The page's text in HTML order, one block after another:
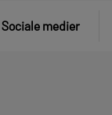
Sociale medier